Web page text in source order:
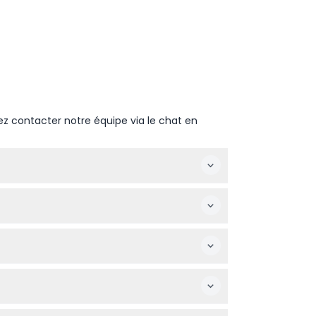
contacter notre équipe via le chat en